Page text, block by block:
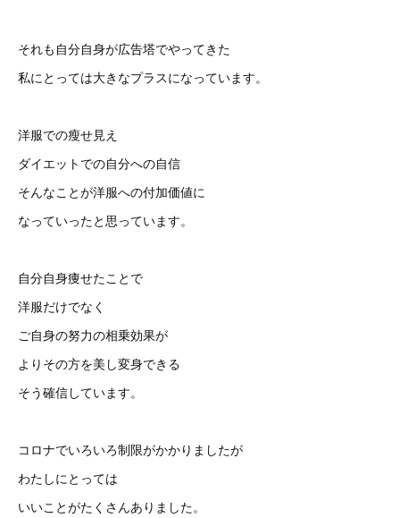
それも自分自身が広告塔でやってきた
私にとっては大きなプラスになっています。
洋服での瘦せ見え
ダイエットでの自分への自信
そんなことが洋服への付加価値に
なっていったと思っています。
自分自身痩せたことで
洋服だけでなく
ご自身の努力の相乗効果が
よりその方を美し変身できる
そう確信しています。
コロナでいろいろ制限がかかりましたが
わたしにとっては
いいことがたくさんありました。